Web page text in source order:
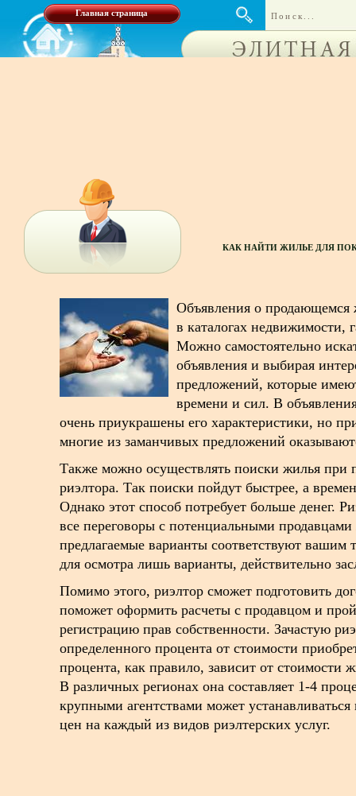
Главная страница
КАК НАЙТИ ЖИЛЬЕ ДЛЯ
Объявления о
в каталогах недвижимости,
Можно самостоятельно
объявления и выбирая
предложений, которые
времени и сил. В
очень приукрашены его характеристики, но
многие из заманчивых предложений
Также можно осуществлять поиски жилья при
риэлтора. Так поиски пойдут быстрее, а
Однако этот способ потребует больше денег.
все переговоры с потенциальными продавцами
предлагаемые варианты соответствуют вашим
для осмотра лишь варианты, действительно
Помимо этого, риэлтор сможет подготовить
поможет оформить расчеты с продавцом и
регистрацию прав собственности. Зачастую
определенного процента от стоимости
процента, как правило, зависит от стоимости
В различных регионах она составляет 1-4
крупными агентствами может
цен на каждый из видов риэлтерских услуг.